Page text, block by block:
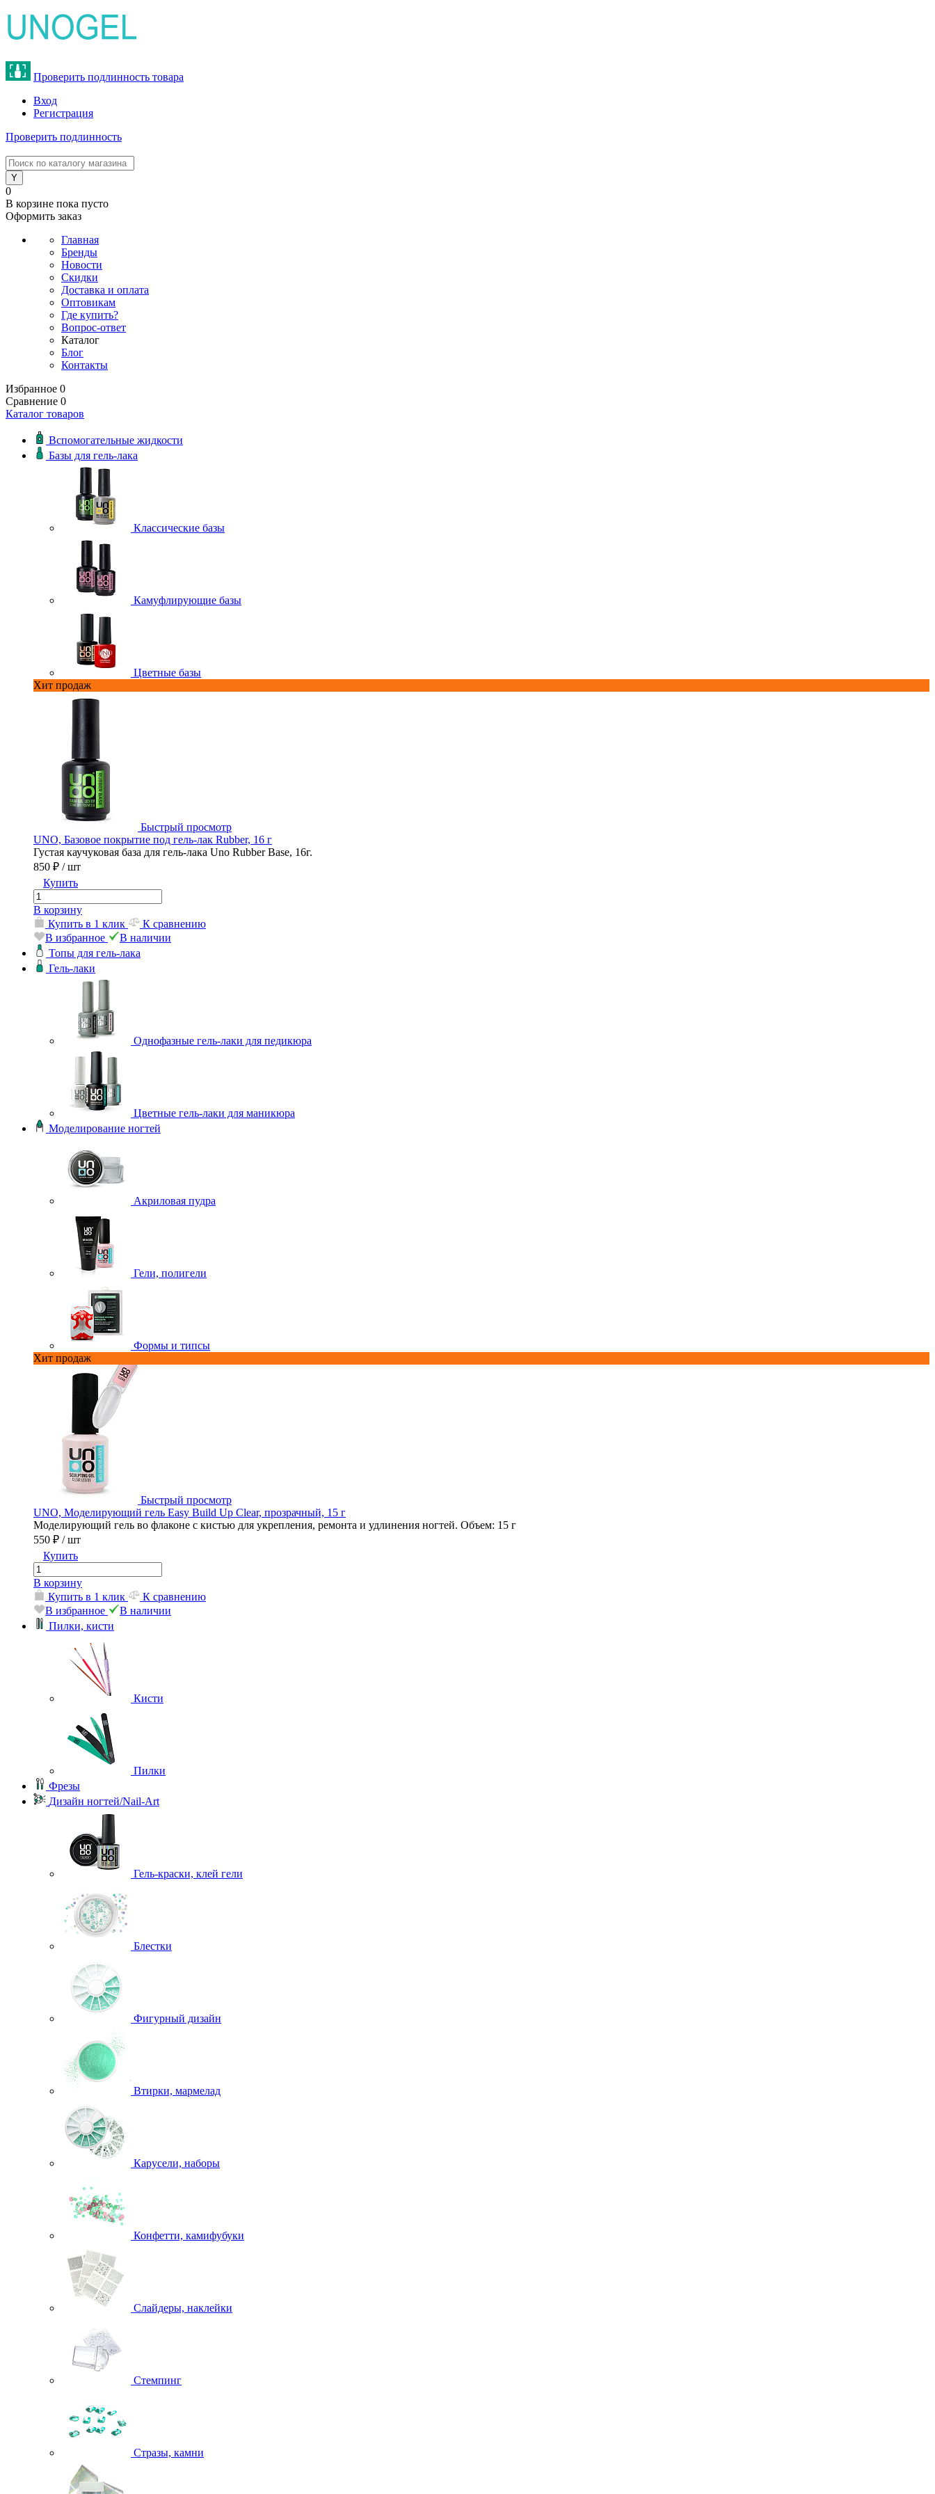
Проверить подлинность товара
Вход
Регистрация
Проверить подлинность
0
В корзине пока пусто
Оформить заказ
Главная
Бренды
Новости
Скидки
Доставка и оплата
Оптовикам
Где купить?
Вопрос-ответ
Каталог
Блог
Контакты
Избранное 0
Сравнение 0
Каталог товаров
Вспомогательные жидкости
Базы для гель-лака
Классические базы
Камуфлирующие базы
Цветные базы
Хит продаж
Быстрый просмотр
UNO, Базовое покрытие под гель-лак Rubber, 16 г
Густая каучуковая база для гель-лака Uno Rubber Base, 16г.
850 ₽ / шт
Купить
В корзину
Купить в 1 клик
К сравнению
В избранное
В наличии
Топы для гель-лака
Гель-лаки
Однофазные гель-лаки для педикюра
Цветные гель-лаки для маникюра
Моделирование ногтей
Акриловая пудра
Гели, полигели
Формы и типсы
Хит продаж
Быстрый просмотр
UNO, Моделирующий гель Easy Build Up Clear, прозрачный, 15 г
Моделирующий гель во флаконе с кистью для укрепления, ремонта и удлинения ногтей. Объем: 15 г
550 ₽ / шт
Купить
В корзину
Купить в 1 клик
К сравнению
В избранное
В наличии
Пилки, кисти
Кисти
Пилки
Фрезы
Дизайн ногтей/Nail-Art
Гель-краски, клей гели
Блестки
Фигурный дизайн
Втирки, мармелад
Карусели, наборы
Конфетти, камифубуки
Слайдеры, наклейки
Стемпинг
Стразы, камни